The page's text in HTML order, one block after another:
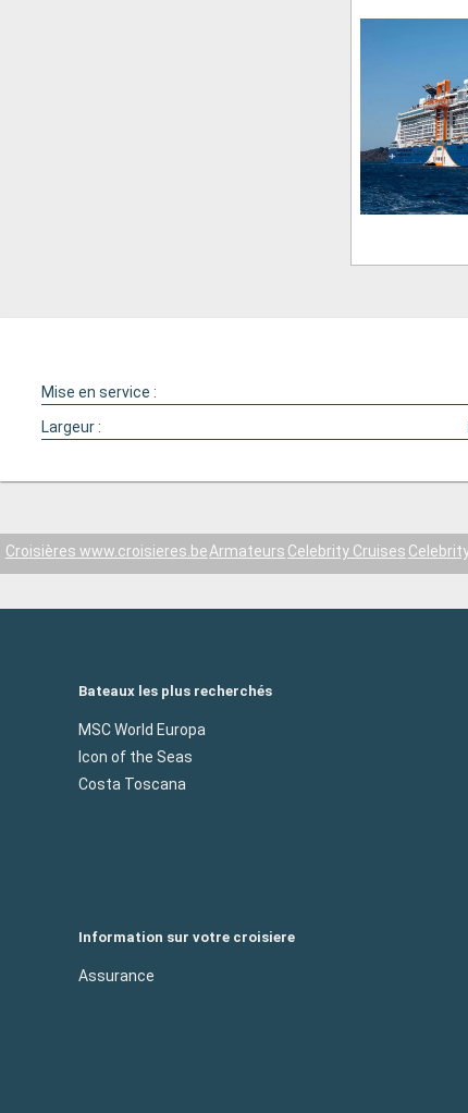
Mise en service :
Largeur :
Croisières www.croisieres.beArmateurs Celebrity Cruises
Bateaux les plus recherchés
MSC World Europa
Icon of the Seas
Costa Toscana
Information sur votre croisiere
Assurance